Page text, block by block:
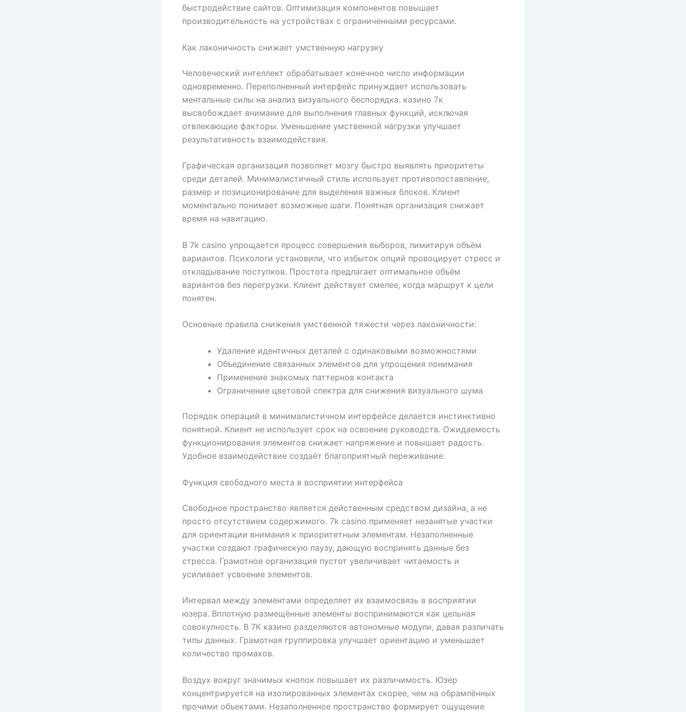
быстродействие сайтов. Оптимизация компонентов повышает
производительность на устройствах с ограниченными ресурсами.
Как лаконичность снижает умственную нагрузку
Человеческий интеллект обрабатывает конечное число информации
одновременно. Переполненный интерфейс принуждает использовать
ментальные силы на анализ визуального беспорядка. казино 7к
высвобождает внимание для выполнения главных функций, исключая
отвлекающие факторы. Уменьшение умственной нагрузки улучшает
результативность взаимодействия.
Графическая организация позволяет мозгу быстро выявлять приоритеты
среди деталей. Минималистичный стиль использует противопоставление,
размер и позиционирование для выделения важных блоков. Клиент
моментально понимает возможные шаги. Понятная организация снижает
время на навигацию.
В 7k casino упрощается процесс совершения выборов, лимитируя объём
вариантов. Психологи установили, что избыток опций провоцирует стресс и
откладывание поступков. Простота предлагает оптимальное объём
вариантов без перегрузки. Клиент действует смелее, когда маршрут к цели
понятен.
Основные правила снижения умственной тяжести через лаконичности:
Удаление идентичных деталей с одинаковыми возможностями
Объединение связанных элементов для упрощения понимания
Применение знакомых паттернов контакта
Ограничение цветовой спектра для снижения визуального шума
Порядок операций в минималистичном интерфейсе делается инстинктивно
понятной. Клиент не использует срок на освоение руководств. Ожидаемость
функционирования элементов снижает напряжение и повышает радость.
Удобное взаимодействие создаёт благоприятный переживание.
Функция свободного места в восприятии интерфейса
Свободное пространство является действенным средством дизайна, а не
просто отсутствием содержимого. 7k casino применяет незанятые участки
для ориентации внимания к приоритетным элементам. Незаполненные
участки создают графическую паузу, дающую воспринять данные без
стресса. Грамотное организация пустот увеличивает читаемость и
усиливает усвоение элементов.
Интервал между элементами определяет их взаимосвязь в восприятии
юзера. Вплотную размещённые элементы воспринимаются как цельная
совокупность. В 7К казино разделяются автономные модули, давая различать
типы данных. Грамотная группировка улучшает ориентацию и уменьшает
количество промахов.
Воздух вокруг значимых кнопок повышает их различимость. Юзер
концентрируется на изолированных элементах скорее, чем на обрамлённых
прочими объектами. Незаполненное пространство формирует ощущение